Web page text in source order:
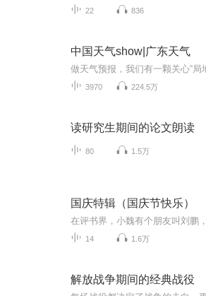
22 836
中国天气show|广东天气
3970 224.5万
读研究生期间的论文朗读
80 1.5万
国庆特辑（国庆节快乐）
14 1.6万
解放战争期间的经典战役